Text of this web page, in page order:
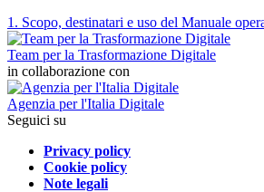
1. Scopo, destinatari e uso del Manuale
Team per la Trasformazione Digitale
in collaborazione con
Agenzia per l'Italia Digitale
Seguici su
Privacy policy
Cookie policy
Note legali